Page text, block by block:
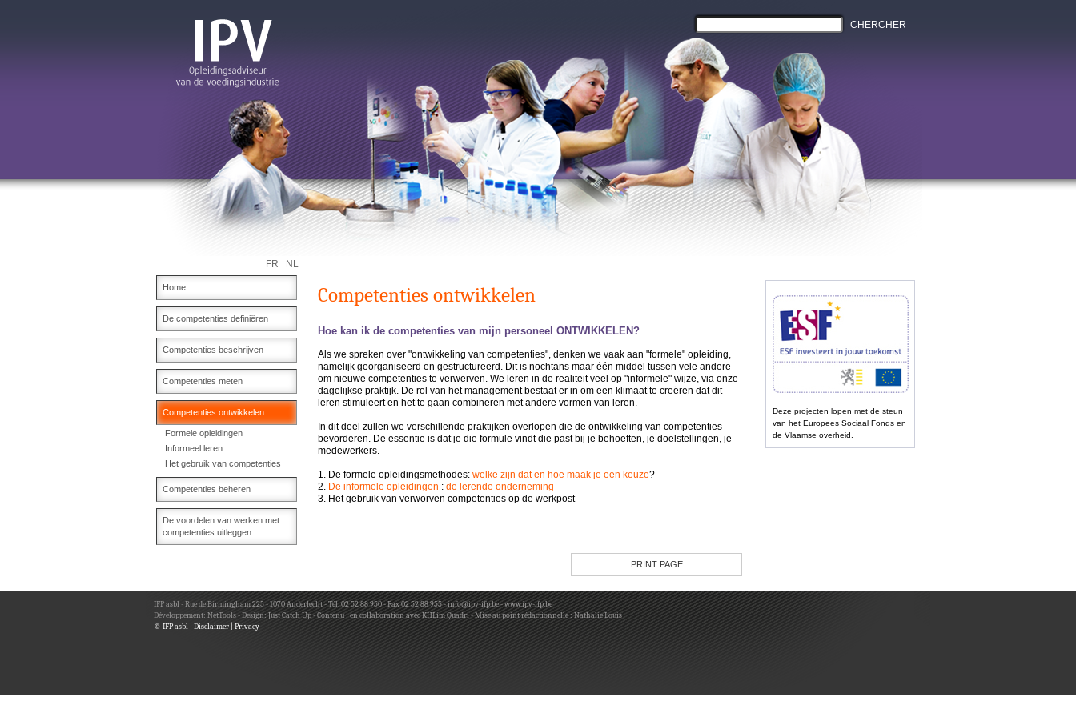
CHERCHER
NL
FR
Home
De competenties definiëren
Competenties beschrijven
Competenties meten
Competenties ontwikkelen
Formele opleidingen
Informeel leren
Het gebruik van competenties
Competenties beheren
De voordelen van werken met
competenties uitleggen
Competenties ontwikkelen
Hoe kan ik de competenties van mijn personeel ONTWIKKELEN?
Als we spreken over "ontwikkeling van competenties", denken we vaak aan "formele" opleiding,
namelijk georganiseerd en gestructureerd. Dit is nochtans maar één middel tussen vele andere
om nieuwe competenties te verwerven. We leren in de realiteit veel op "informele" wijze, via onze
dagelijkse praktijk. De rol van het management bestaat er in om een klimaat te creëren dat dit
leren stimuleert en het te gaan combineren met andere vormen van leren.
In dit deel zullen we verschillende praktijken overlopen die de ontwikkeling van competenties
bevorderen. De essentie is dat je die formule vindt die past bij je behoeften, je doelstellingen, je
medewerkers.
1. De formele opleidingsmethodes: welke zijn dat en hoe maak je een keuze?
2. De informele opleidingen : de lerende onderneming
3. Het gebruik van verworven competenties op de werkpost
PRINT PAGE
Deze projecten lopen met de steun
van het Europees Sociaal Fonds en
de Vlaamse overheid.
IFP asbl - Rue de Birmingham 225 - 1070 Anderlecht - Tél. 02 52 88 950 - Fax 02 52 88 955 -info@ipv-ifp.be-www.ipv-ifp.be
Développement: NetTools- Design: Just Catch Up- Contenu : en collaboration avec KHLim Quadri - Mise au point rédactionnelle : Nathalie Louis
© IFP asbl
Disclaimer Privacy